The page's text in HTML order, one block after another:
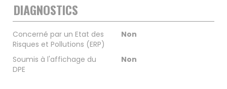
DIAGNOSTICS
Concerné par un Etat des
Risques et Pollutions (ERP)
Non
Soumis à l'affichage du
DPE
Non